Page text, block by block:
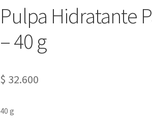
Pulpa Hidratante
– 40 g
$ 32.600
40 g